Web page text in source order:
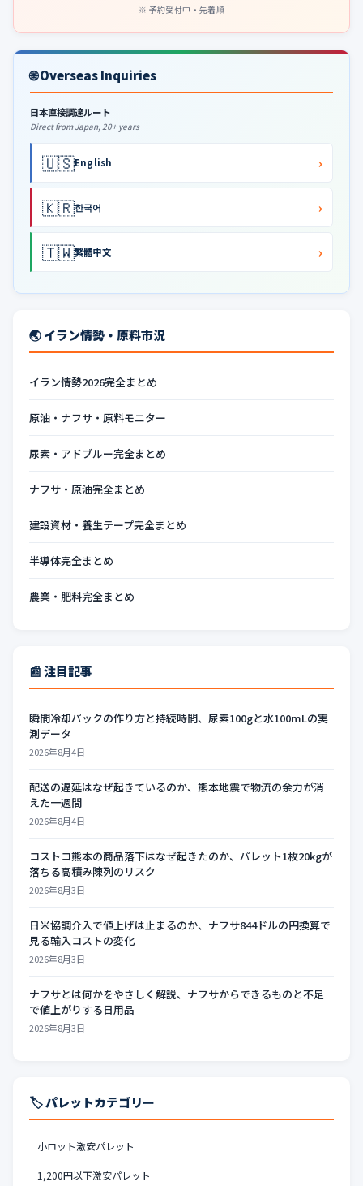
予約受付中・先着順
🌐 Overseas Inquiries
日本直接調達ルート
Direct from Japan, 20+ years
🇺🇸English ›
🇰🇷한국어 ›
🇹🇼繁體中文 ›
🌏 イラン情勢・原料市況
イラン情勢2026完全まとめ
原油・ナフサ・原料モニター
尿素・アドブルー完全まとめ
ナフサ・原油完全まとめ
建設資材・養生テープ完全まとめ
半導体完全まとめ
農業・肥料完全まとめ
📰 注目記事
瞬間冷却パックの作り方と持続時間、尿素100gと水100mLの実
測データ
2026年8月4日
配送の遅延はなぜ起きているのか、熊本地震で物流の余力が消
えた一週間
2026年8月4日
コストコ熊本の商品落下はなぜ起きたのか、パレット1枚20kgが
落ちる高積み陳列のリスク
2026年8月3日
日米協調介入で値上げは止まるのか、ナフサ844ドルの円換算で
見る輸入コストの変化
2026年8月3日
ナフサとは何かをやさしく解説、ナフサからできるものと不足
で値上がりする日用品
2026年8月3日
🏷️ パレットカテゴリー
小ロット激安パレット
1,200円以下激安パレット